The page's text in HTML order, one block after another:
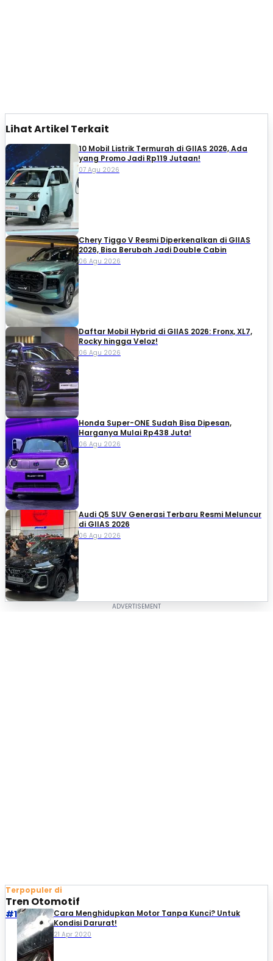
Lihat Artikel Terkait
10 Mobil Listrik Termurah di GIIAS 2026, Ada
yang Promo Jadi Rp119 Jutaan!
07 Agu 2026
Chery Tiggo V Resmi Diperkenalkan di GIIAS
2026, Bisa Berubah Jadi Double Cabin
06 Agu 2026
Daftar Mobil Hybrid di GIIAS 2026: Fronx, XL7,
Rocky hingga Veloz!
06 Agu 2026
Honda Super-ONE Sudah Bisa Dipesan,
Harganya Mulai Rp438 Juta!
06 Agu 2026
Audi Q5 SUV Generasi Terbaru Resmi Meluncur
di GIIAS 2026
06 Agu 2026
Terpopuler di
Tren Otomotif
#1
Cara Menghidupkan Motor Tanpa Kunci? Untuk
Kondisi Darurat!
21 Apr 2020